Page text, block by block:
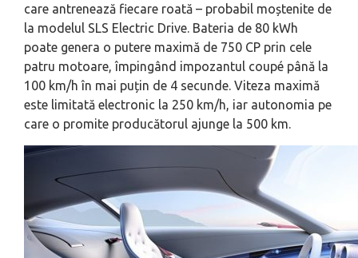
care antrenează fiecare roată – probabil moștenite de
la modelul SLS Electric Drive. Bateria de 80 kWh
poate genera o putere maximă de 750 CP prin cele
patru motoare, împingând impozantul coupé până la
100 km/h în mai puțin de 4 secunde. Viteza maximă
este limitată electronic la 250 km/h, iar autonomia pe
care o promite producătorul ajunge la 500 km.